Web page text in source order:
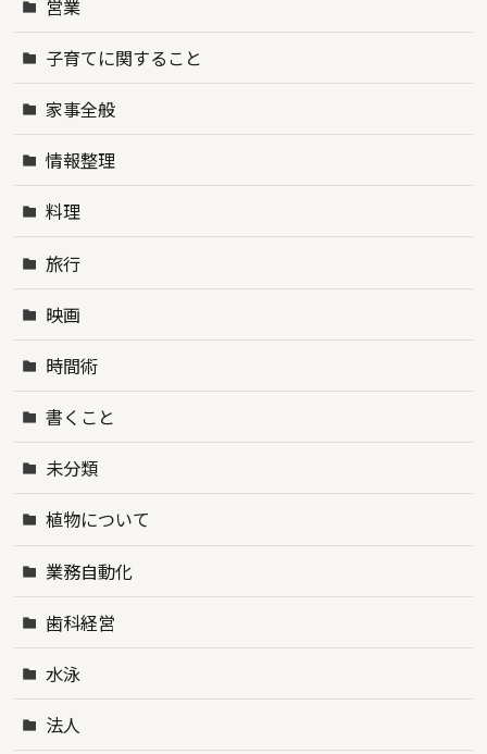
営業
子育てに関すること
家事全般
情報整理
料理
旅行
映画
時間術
書くこと
未分類
植物について
業務自動化
歯科経営
水泳
法人